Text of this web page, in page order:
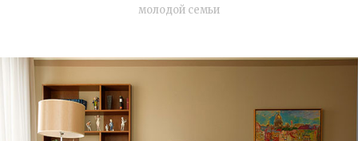
молодой семьи